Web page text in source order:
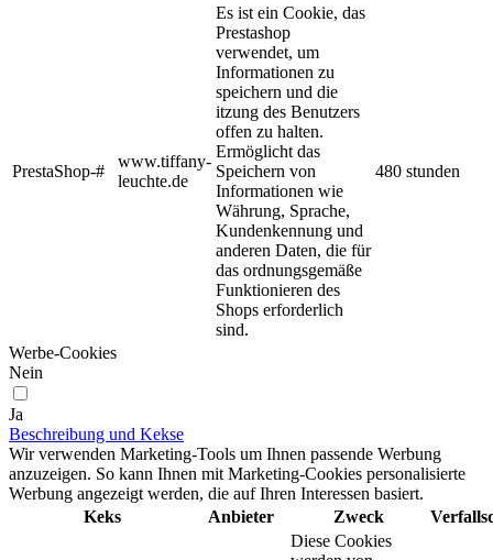
PrestaShop-#
www.tiffany-
leuchte.de
Es ist ein Cookie, das
Prestashop
verwendet, um
Informationen zu
speichern und die
itzung des Benutzers
offen zu halten.
Ermöglicht das
Speichern von
Informationen wie
Währung, Sprache,
Kundenkennung und
anderen Daten, die für
das ordnungsgemäße
Funktionieren des
Shops erforderlich
sind.
480 stunden
Werbe-Cookies
Nein
Ja
Beschreibung und Kekse
Wir verwenden Marketing-Tools um Ihnen passende Werbung
anzuzeigen. So kann Ihnen mit Marketing-Cookies personalisierte
Werbung angezeigt werden, die auf Ihren Interessen basiert.
Keks
Anbieter Zweck
Diese Cookies